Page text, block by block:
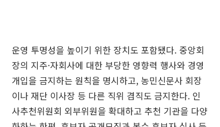
운영 투명성을 높이기 위한 장치도 포함됐다. 중앙회
장의 지주·자회사에 대한 부당한 영향력 행사와 경영
개입을 금지하는 원칙을 명시하고, 농민신문사 회장
이나 재단 이사장 등 다른 직위 겸직도 금지한다. 인
사추천위원회 외부위원을 확대하고 추천 기관을 다양